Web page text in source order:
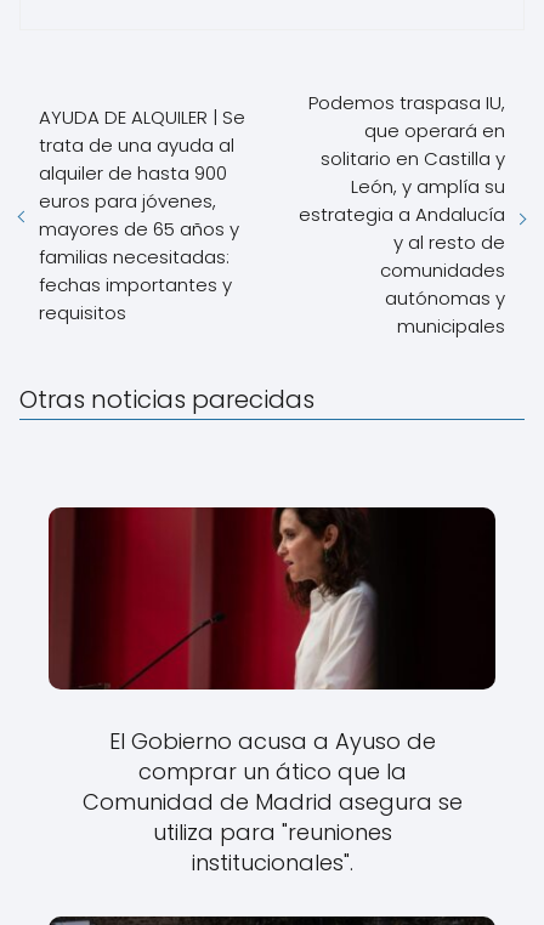
AYUDA DE ALQUILER | Se
trata de una ayuda al
alquiler de hasta 900
euros para jóvenes,
mayores de 65 años y
familias necesitadas:
fechas importantes y
requisitos
Podemos traspasa IU,
que operará en
solitario en Castilla y
León, y amplía su
estrategia a Andalucía
y al resto de
comunidades
autónomas y
municipales
Otras noticias parecidas
El Gobierno acusa a Ayuso de
comprar un ático que la
Comunidad de Madrid asegura se
utiliza para "reuniones
institucionales".